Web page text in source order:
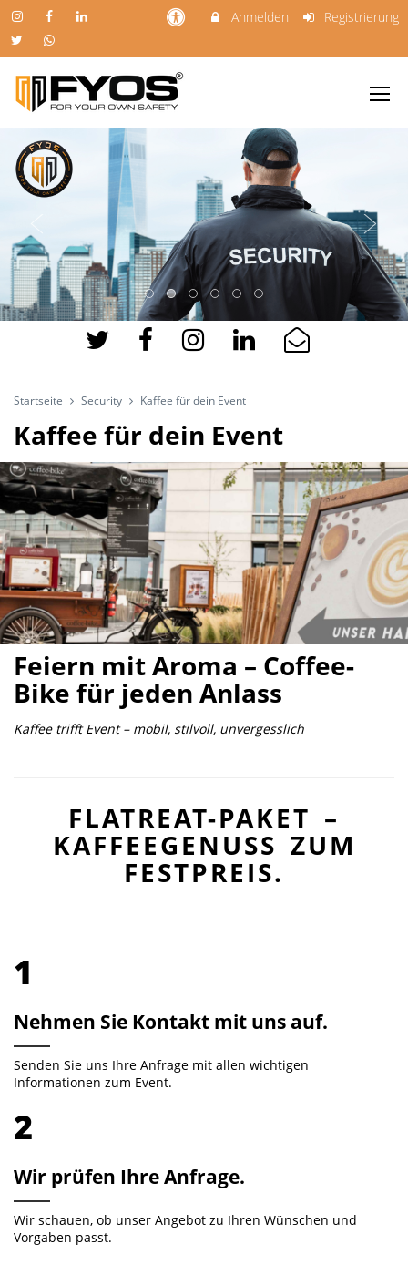
Anmelden Registrierung
Startseite Security Kaffee für dein Event
Kaffee für dein Event
Feiern mit Aroma – Coffee-
Bike für jeden Anlass
Kaffee trifft Event – mobil, stilvoll, unvergesslich
FLATREAT-PAKET –
KAFFEEGENUSS ZUM
FESTPREIS.
1
Nehmen Sie Kontakt mit uns auf.
Senden Sie uns Ihre Anfrage mit allen wichtigen
Informationen zum Event.
2
Wir prüfen Ihre Anfrage.
Wir schauen, ob unser Angebot zu Ihren Wünschen und
Vorgaben passt.